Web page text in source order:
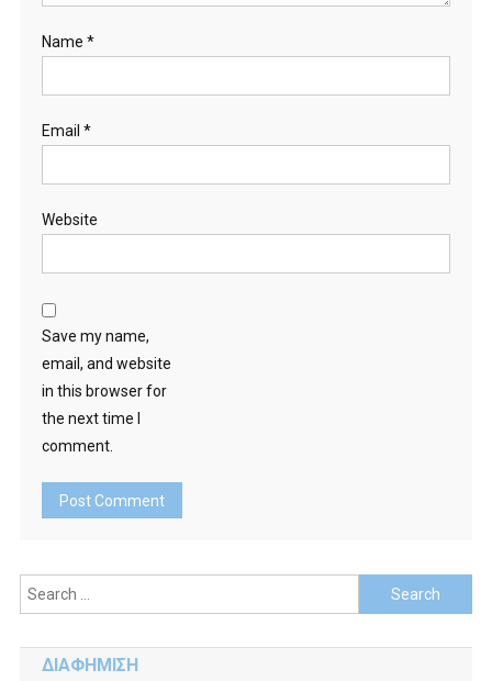
Name *
Email *
Website
Save my name,
email, and website
in this browser for
the next time I
comment.
Search
for:
ΔΙΑΦΗΜΙΣΗ